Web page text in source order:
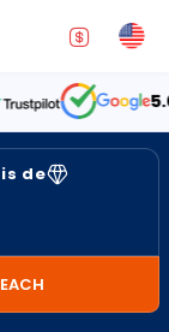
5.0
de